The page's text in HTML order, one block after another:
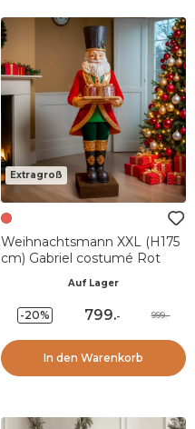
Extragroß
Weihnachtsmann XXL (H175
cm) Gabriel costumé Rot
Auf Lager
-20% 799.- 999.-
In den Warenkorb